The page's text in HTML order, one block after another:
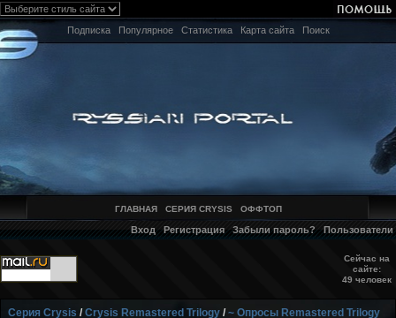
Подписка Популярное Статистика Карта сайта Поиск
ГЛАВНАЯ СЕРИЯ CRYSIS ОФФТОП
Вход Регистрация Забыли пароль? Пользователи
Сейчас на
сайте:
49 человек
Серия Crysis /Crysis Remastered Trilogy /~ Опросы Remastered Trilogy